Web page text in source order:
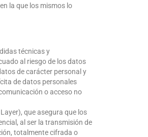
la que los mismos lo
técnicas y
al riesgo de los datos
de carácter personal y
de datos personales
o acceso no
que asegura que los
al ser la transmisión de
totalmente cifrada o